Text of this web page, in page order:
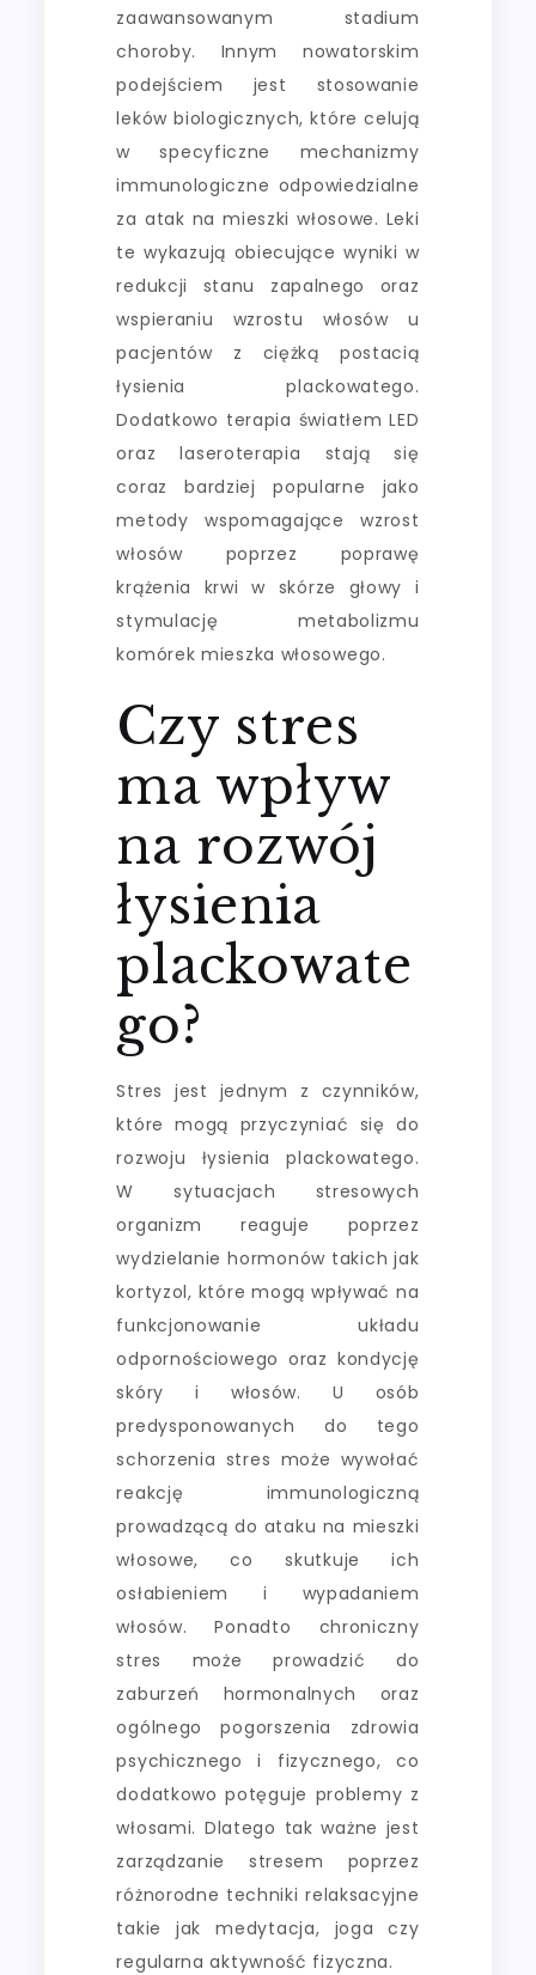
zaawansowanym stadium
choroby. Innym nowatorskim
podejściem jest stosowanie
leków biologicznych, które celują
w specyficzne mechanizmy
immunologiczne odpowiedzialne
za atak na mieszki włosowe. Leki
te wykazują obiecujące wyniki w
redukcji stanu zapalnego oraz
wspieraniu wzrostu włosów u
pacjentów z ciężką postacią
łysienia plackowatego.
Dodatkowo terapia światłem LED
oraz laseroterapia stają się
coraz bardziej popularne jako
metody wspomagające wzrost
włosów poprzez poprawę
krążenia krwi w skórze głowy i
stymulację metabolizmu
komórek mieszka włosowego.
Czy stres
ma wpływ
na rozwój
łysienia
plackowate
go?
Stres jest jednym z czynników,
które mogą przyczyniać się do
rozwoju łysienia plackowatego.
W sytuacjach stresowych
organizm reaguje poprzez
wydzielanie hormonów takich jak
kortyzol, które mogą wpływać na
funkcjonowanie układu
odpornościowego oraz kondycję
skóry i włosów. U osób
predysponowanych do tego
schorzenia stres może wywołać
reakcję immunologiczną
prowadzącą do ataku na mieszki
włosowe, co skutkuje ich
osłabieniem i wypadaniem
włosów. Ponadto chroniczny
stres może prowadzić do
zaburzeń hormonalnych oraz
ogólnego pogorszenia zdrowia
psychicznego i fizycznego, co
dodatkowo potęguje problemy z
włosami. Dlatego tak ważne jest
zarządzanie stresem poprzez
różnorodne techniki relaksacyjne
takie jak medytacja, joga czy
regularna aktywność fizyczna.